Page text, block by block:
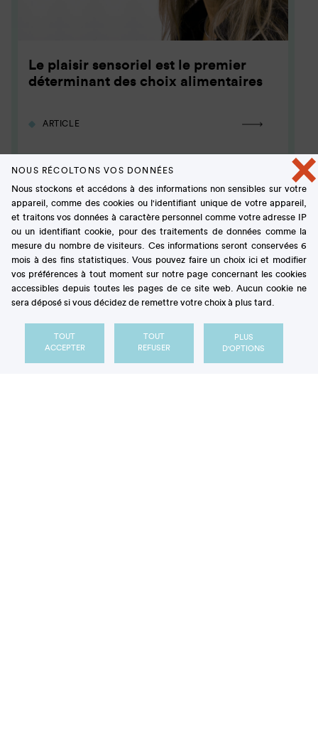
Le plaisir sensoriel est le premier
déterminant des choix alimentaires
ARTICLE
×
NOUS RÉCOLTONS VOS DONNÉES
Nous stockons et accédons à des informations non sensibles sur votre
appareil, comme des cookies ou l'identifiant unique de votre appareil,
et traitons vos données à caractère personnel comme votre adresse IP
ou un identifiant cookie, pour des traitements de données comme la
mesure du nombre de visiteurs. Ces informations seront conservées 6
mois à des fins statistiques. Vous pouvez faire un choix ici et modifier
vos préférences à tout moment sur notre page concernant les cookies
accessibles depuis toutes les pages de ce site web. Aucun cookie ne
sera déposé si vous décidez de remettre votre choix à plus tard.
TOUT
ACCEPTER
TOUT
REFUSER
PLUS
D'OPTIONS